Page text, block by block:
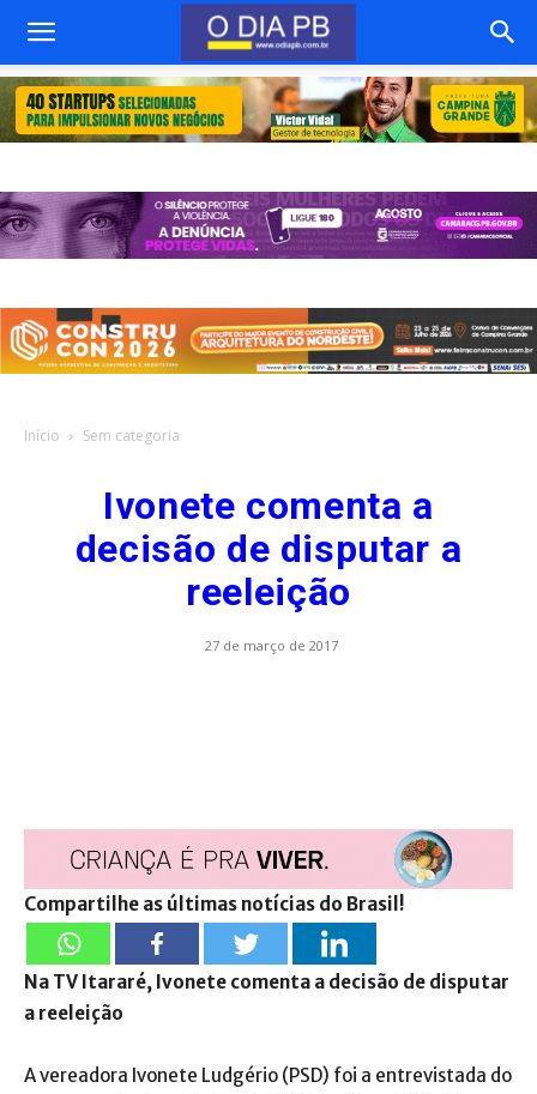
Início Sem categoria
Ivonete comenta a
decisão de disputar a
reeleição
27 de março de 2017
Compartilhe as últimas notícias do Brasil!
Na TV Itararé, Ivonete comenta a decisão de disputar
a reeleição
A vereadora Ivonete Ludgério (PSD) foi a entrevistada do